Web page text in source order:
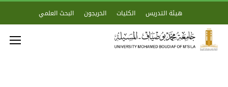
هيئة التدريس الكليات الخريجون البحث العلمي